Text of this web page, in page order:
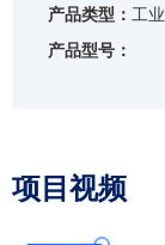
产品类型： 工
产品型号：
项目视频